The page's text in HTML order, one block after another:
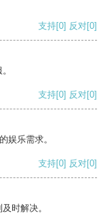
支持[0] 反对[0]
支持[0] 反对[0]
娱乐需求。
支持[0] 反对[0]
时解决。